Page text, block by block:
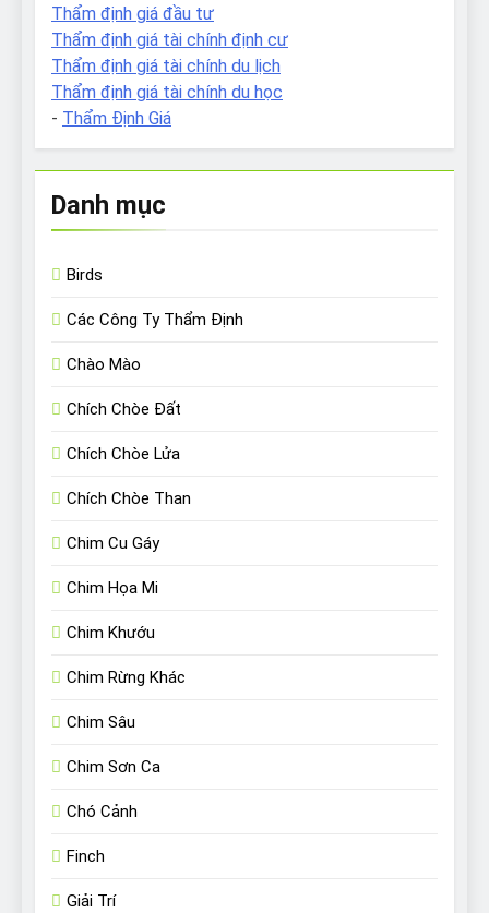
Thẩm định giá đầu tư
Thẩm định giá tài chính định cư
Thẩm định giá tài chính du lịch
Thẩm định giá tài chính du học
- Thẩm Định Giá
Danh mục
Birds
Các Công Ty Thẩm Định
Chào Mào
Chích Chòe Đất
Chích Chòe Lửa
Chích Chòe Than
Chim Cu Gáy
Chim Họa Mi
Chim Khướu
Chim Rừng Khác
Chim Sâu
Chim Sơn Ca
Chó Cảnh
Finch
Giải Trí